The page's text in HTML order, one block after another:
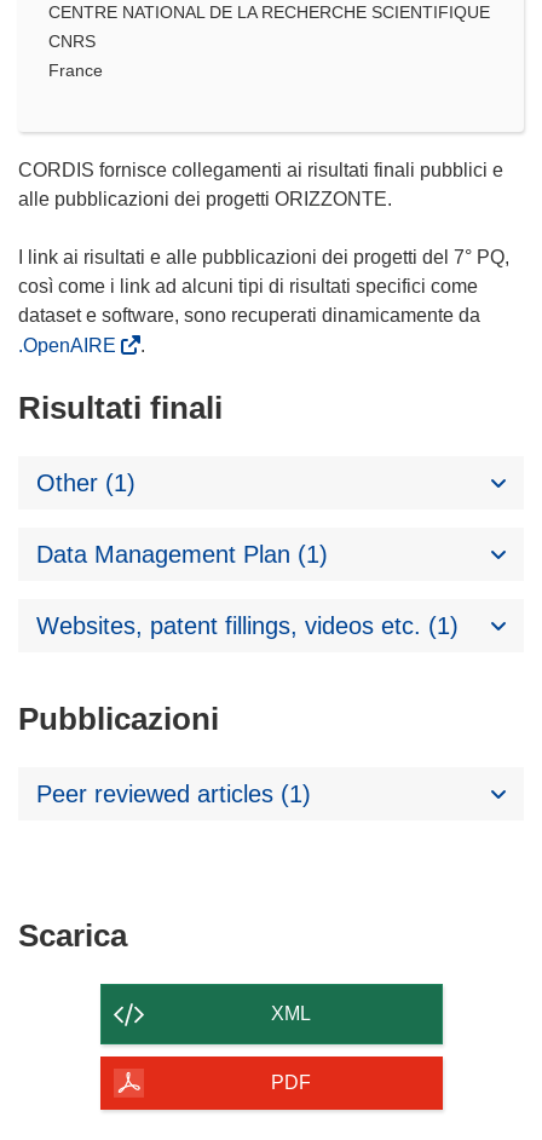
CENTRE NATIONAL DE LA RECHERCHE SCIENTIFIQUE
CNRS
France
CORDIS fornisce collegamenti ai risultati finali pubblici e
alle pubblicazioni dei progetti ORIZZONTE.
I link ai risultati e alle pubblicazioni dei progetti del 7° PQ,
così come i link ad alcuni tipi di risultati specifici come
dataset e software, sono recuperati dinamicamente da
.OpenAIRE
.
Risultati finali
Other (1)
Data Management Plan (1)
Websites, patent fillings, videos etc. (1)
Pubblicazioni
Peer reviewed articles (1)
ScaricaScarica
contenuto
della
pagina
XML
PDF